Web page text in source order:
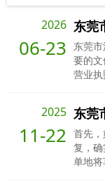
2026
06-23
东莞
东莞市
要的
营业
车，当场结算
报废公司
2025
11-22
东莞
首先
复，
单地将